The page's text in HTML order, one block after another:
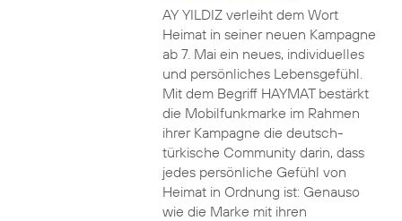
AY YILDIZ verleiht dem Wort
Heimat in seiner neuen Kampagne
ab 7. Mai ein neues, individuelles
und persönliches Lebensgefühl.
Mit dem Begriff HAYMAT bestärkt
die Mobilfunkmarke im Rahmen
ihrer Kampagne die deutsch-
türkische Community darin, dass
jedes persönliche Gefühl von
Heimat in Ordnung ist: Genauso
wie die Marke mit ihren